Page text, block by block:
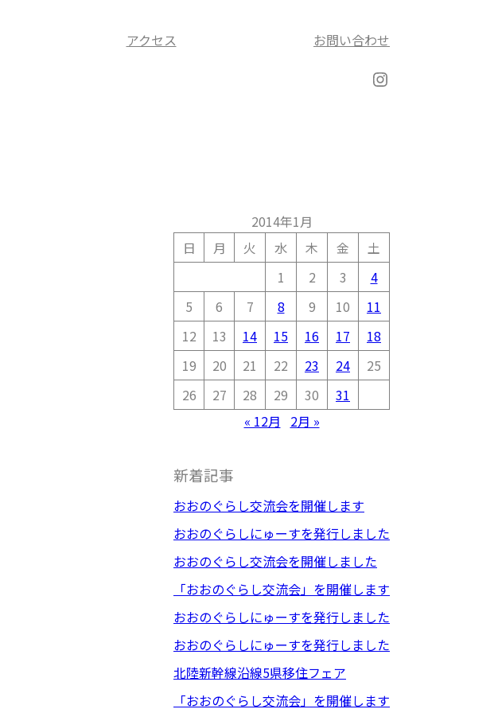
アクセス お問い合わせ
Instagram
2014年1月
日
月 火 水 木 金
土
1
2 3
4
5
6 7 8 9 10
11
12
13 14 15 16 17
18
19
20 21 22 23 24
25
26
27 28 29 30
31
« 12月
2月 »
新着記事
おおのぐらし交流会を開催します
おおのぐらしにゅーすを発行しました
おおのぐらし交流会を開催しました
「おおのぐらし交流会」を開催します
おおのぐらしにゅーすを発行しました
おおのぐらしにゅーすを発行しました
北陸新幹線沿線5県移住フェア
「おおのぐらし交流会」を開催します